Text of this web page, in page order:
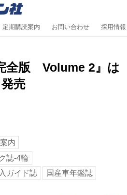
定期購読案内 お問い合わせ 採用情報
全版 Volume 2』は
売
内
誌-4輪
ガイド誌
国産車年鑑誌